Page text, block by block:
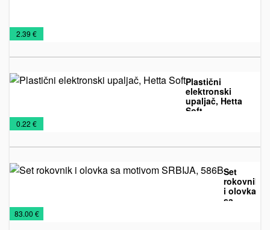
Notesi
Rokovnici
2026
2.39 €
Plastični
elektronski
upaljač, Hetta
Soft
NOVO
U
PONUDI
2026
Plastični
elektronski
upaljači
Upaljači
0.22 €
Set
rokovnik
i olovka
sa
Kožna
galanterija
Kožni
rokovnici
Rokovnici
2026
€83.00 €